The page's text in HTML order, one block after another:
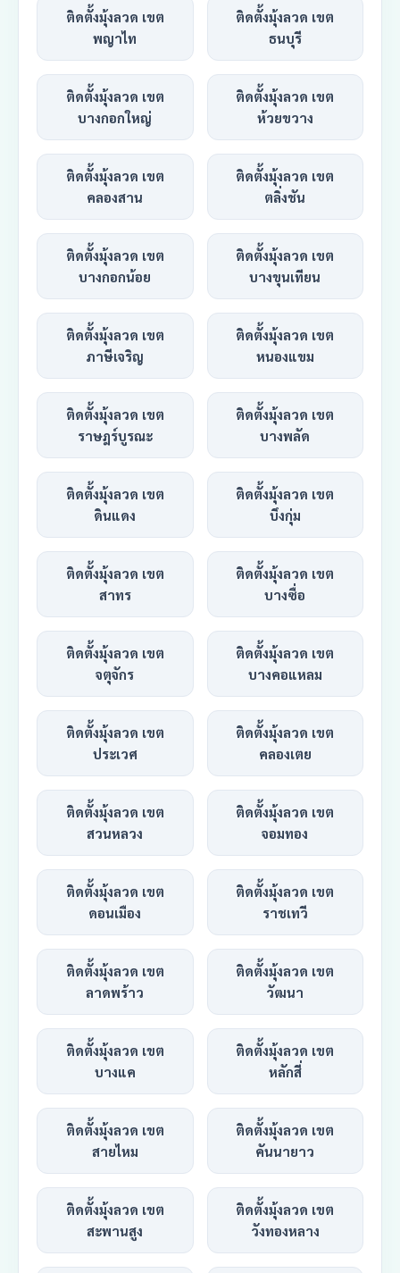
ติดตั้งมุ้งลวด เขต
พญาไท
ติดตั้งมุ้งลวด เขต
ธนบุรี
ติดตั้งมุ้งลวด เขต
บางกอกใหญ่
ติดตั้งมุ้งลวด เขต
ห้วยขวาง
ติดตั้งมุ้งลวด เขต
คลองสาน
ติดตั้งมุ้งลวด เขต
ตลิ่งชัน
ติดตั้งมุ้งลวด เขต
บางกอกน้อย
ติดตั้งมุ้งลวด เขต
บางขุนเทียน
ติดตั้งมุ้งลวด เขต
ภาษีเจริญ
ติดตั้งมุ้งลวด เขต
หนองแขม
ติดตั้งมุ้งลวด เขต
ราษฎร์บูรณะ
ติดตั้งมุ้งลวด เขต
บางพลัด
ติดตั้งมุ้งลวด เขต
ดินแดง
ติดตั้งมุ้งลวด เขต
บึงกุ่ม
ติดตั้งมุ้งลวด เขต
สาทร
ติดตั้งมุ้งลวด เขต
บางซื่อ
ติดตั้งมุ้งลวด เขต
จตุจักร
ติดตั้งมุ้งลวด เขต
บางคอแหลม
ติดตั้งมุ้งลวด เขต
ประเวศ
ติดตั้งมุ้งลวด เขต
คลองเตย
ติดตั้งมุ้งลวด เขต
สวนหลวง
ติดตั้งมุ้งลวด เขต
จอมทอง
ติดตั้งมุ้งลวด เขต
ดอนเมือง
ติดตั้งมุ้งลวด เขต
ราชเทวี
ติดตั้งมุ้งลวด เขต
ลาดพร้าว
ติดตั้งมุ้งลวด เขต
วัฒนา
ติดตั้งมุ้งลวด เขต
บางแค
ติดตั้งมุ้งลวด เขต
หลักสี่
ติดตั้งมุ้งลวด เขต
สายไหม
ติดตั้งมุ้งลวด เขต
คันนายาว
ติดตั้งมุ้งลวด เขต
สะพานสูง
ติดตั้งมุ้งลวด เขต
วังทองหลาง